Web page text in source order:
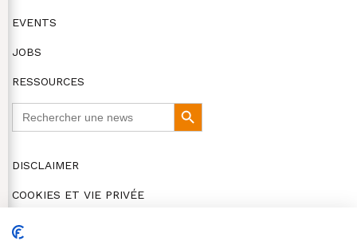
EVENTS
JOBS
RESSOURCES
Search
Button
DISCLAIMER
COOKIES ET VIE PRIVÉE